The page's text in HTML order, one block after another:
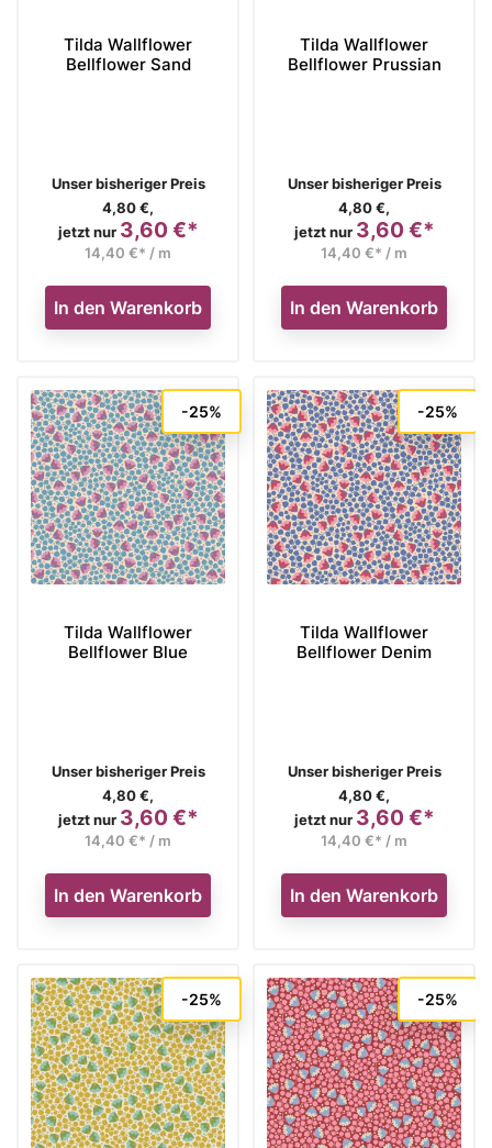
Tilda Wallflower
Bellflower Sand
Verkaufspreis
Unser bisheriger Preis
4,80 €,
jetzt nur Preis
3,60 €*
14,40 €* / m
In den Warenkorb
Tilda Wallflower
Bellflower Prussian
Verkaufspreis
Unser bisheriger Preis
4,80 €,
jetzt nur Preis
3,60 €*
14,40 €* / m
In den Warenkorb
Tilda Wallflower
Bellflower Blue
Verkaufspreis
Unser bisheriger Preis
4,80 €,
jetzt nur
-25%
Preis
3,60 €*
14,40 €* / m
In den Warenkorb
Tilda Wallflower
Bellflower Denim
Verkaufspreis
Unser bisheriger Preis
4,80 €,
jetzt nur
-25%
Preis
3,60 €*
14,40 €* / m
In den Warenkorb
-25% -25%